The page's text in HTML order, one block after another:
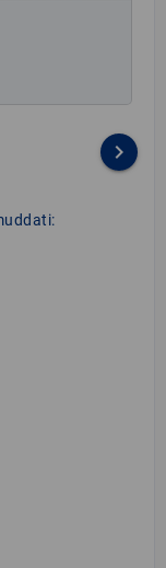
keyboard_arrow_right